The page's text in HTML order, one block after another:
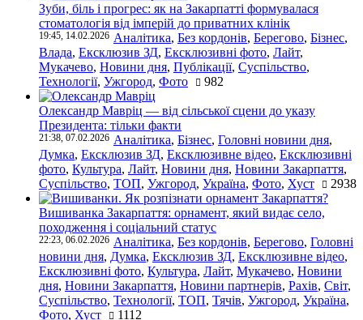
Зуби, біль і прогрес: як на Закарпатті формувалася
стоматологія від імперій до приватних клінік
19:45, 14.02.2026 Аналітика, Без кордонів, Берегово, Бізнес,
Влада, Ексклюзив ЗД, Ексклюзивні фото, Лайт,
Мукачево, Новини дня, Публікації, Суспільство,
Технології, Ужгород, Фото 982
Олександр Мавріц — від сільської сцени до указу
Президента: тільки факти
21:38, 07.02.2026 Аналітика, Бізнес, Головні новини дня,
Думка, Ексклюзив ЗД, Ексклюзивне відео, Ексклюзивні
фото, Культура, Лайт, Новини дня, Новини Закарпаття,
Суспільство, ТОП, Ужгород, Україна, Фото, Хуст 2938
Вишиванка Закарпаття: орнамент, який видає село,
походження і соціальний статус
22:23, 06.02.2026 Аналітика, Без кордонів, Берегово, Головні
новини дня, Думка, Ексклюзив ЗД, Ексклюзивне відео,
Ексклюзивні фото, Культура, Лайт, Мукачево, Новини
дня, Новини Закарпаття, Новини партнерів, Рахів, Світ,
Суспільство, Технології, ТОП, Тячів, Ужгород, Україна,
Фото, Хуст 1112